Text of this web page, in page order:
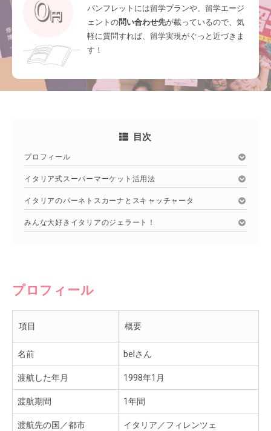
パンフレットには留学プランや、留学エージ
ェントの問い合わせ先が載っているので、気
軽に質問すれば、留学実現がぐっと近づきま
す！
目次
プロフィール
イタリア式スーパーマーケット活用法
イタリアのパーネトスカーナとスキャッチャータ
みんな大好きイタリアのジェラート！
プロフィール
項目 概要
名前 belさん
渡航した年月 1998年1月
渡航期間 1年間
渡航先の国／都市 イタリア／フィレンツェ